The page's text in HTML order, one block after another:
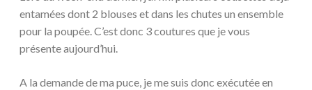
entamées dont 2 blouses et dans les chutes un ensemble
pour la poupée. C’est donc 3 coutures que je vous
présente aujourd’hui.
A la demande de ma puce, je me suis donc exécutée en